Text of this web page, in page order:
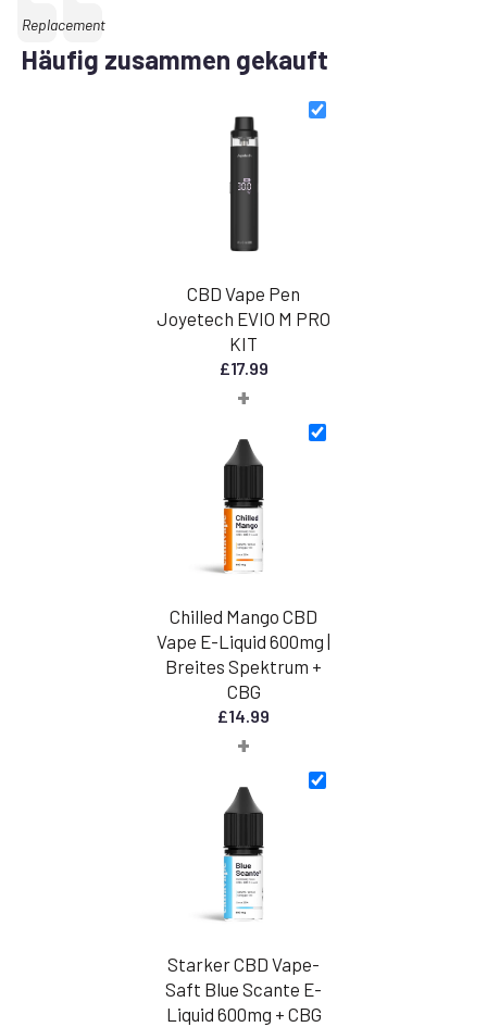
Text:
Replacement
Häufig zusammen gekauft
CBD Vape Pen
Joyetech EVIO M PRO
KIT
£17.99
+
Chilled Mango CBD
Vape E-Liquid 600mg |
Breites Spektrum +
CBG
£14.99
+
Starker CBD Vape-
Saft Blue Scante E-
Liquid 600mg + CBG